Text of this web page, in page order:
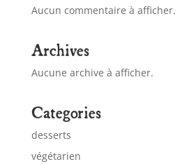
Aucun commentaire à afficher.
Archives
Aucune archive à afficher.
Categories
desserts
végétarien